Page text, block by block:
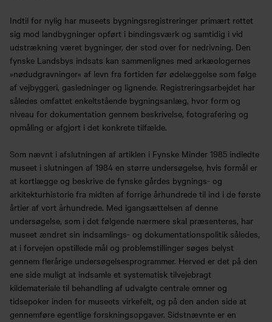
Indtil for nylig har museets bygningsregistreringer primært rettet
sig mod landbygninger opført i bindingsværk og samtidig i vid
udstrækning været bygninger, der stod over for nedrivning. Den
fynske Landsbys indsats kan sammenlignes med arkæologernes
»nødudgravninger« af levn fra fortiden før ødelæggelse som følge
af vejbyggeri, gasledninger og lignende. Registreringsarbejdet har
således omfattet enkeltstående bygningsanlæg, hvor form og
niveau for dokumentation gennem beskrivelse, fotografering og
opmåling er afgjort i det konkrete tilfælde.
Som nævnt i afslutningen af artiklen i Fynske Minder 1985 indledte
museet i slutningen af 1984 en større undersøgelse, hvis formål er
at kortlægge og beskrive de fynske gårdes bygnings- og
arkitekturhistorie fra midten af forrige århundrede til ind i de første
årtier af vort århundrede. Med igangsættelsen af denne
undersøgelse, som i det følgende nærmere skal præsenteres, har
museet ændret sin indsamlings- og dokumentationspolitik således,
at i forvejen opstillede mål og problemstillinger søges belyst
gennem flerårige undersøgelsesprogrammer. Herved er det på den
ene side muligt at indsamle et systematisk tilvejebragt
kildemateriale til behandling af udvalgte centrale emner og
tidsepoker inden for museets virkefelt, og på den anden side at
gennemføre egentlige forskningsopgaver. Sidstnævnte er en